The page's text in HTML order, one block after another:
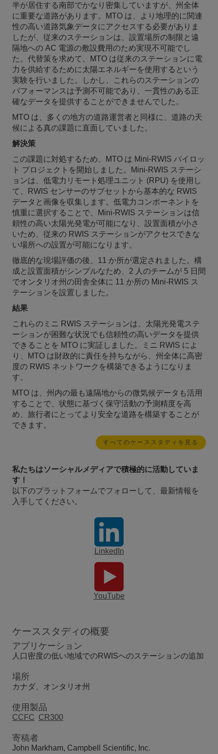
半が居住する南部でかなり密集していますが、州全体
に重要な道路があります。MTO は、より地理的に関連
性の高い道路気象データにアクセスする必要がありま
したが、従来のステーションは、設置場所の制限と遠
隔地への AC 電源の敷設費用のため実現不可能でし
た。代替策を求めて、MTO は従来のステーションに電
力を供給するために太陽エネルギーを使用するという
実験を行いました。しかし、これらのステーションの
パフォーマンスは予測不可能であり、一貫性のある正
確なデータを提供することができませんでした。
MTO は、多くの地方の道路運営者と同様に、道路の天
候による真の課題に直面していました。
解決策
この課題に対処するため、MTO は Mini-RWIS パイロッ
ト プロジェクトを開始しました。Mini-RWIS ステーシ
ョンは、低電力リモート処理ユニット (RPU) を使用し
て、RWIS センサーのサブセットから基本的な RWIS
データと画像を収集します。低電力コンポーネントを
慎重に選択することで、Mini-RWIS ステーションは信
頼性の高い太陽光発電が可能になり、設置面積が小さ
いため、従来の RWIS ステーションがアクセスできな
い場所への設置が可能になります。
徹底的な現場評価の後、11 か所が選定されました。構
成と設置面積がシンプルなため、2 人のチームが 5 日間
でオンタリオ州の田舎全体に 11 か所の Mini-RWIS ス
テーションを設置しました。
結果
これらのミニ RWIS ステーションは、太陽光発電ステ
ーションが困難な状況でも信頼性の高いデータを提供
できることを MTO に実証しました。ミニ RWIS によ
り、MTO は財政的に責任を持ちながら、州全体に高密
度の RWIS ネットワークを構築できるようになりま
す。
MTO は、州内の最も遠隔地からの微気候データも活用
することで、状態に基づく保守活動の予測精度を高
め、旅行者にとってより安全な道路を構築することが
できます。
すべてのケーススタディを見る
私たちはソーシャルメディアで積極的に活動していま
す！
以下のプラットフォームでフォローして、最新情報を
入手してください。
LinkedIn
YouTube
ケーススタディの概要
アプリケーション
人口密度の低い地域でのRWISへのステーションの追加
場所
カナダ、オンタリオ州
使用製品
CCFC CR300
寄稿者
John Markham, Campbell Scientific, Inc.